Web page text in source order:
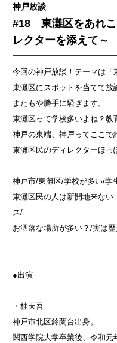
神戸放談
#18 東灘区をあれこ
レクターを添えて～
今回の神戸放談！テーマは「
東灘区にスポットを当てて放
またもや勝手に騒ぎます。
東灘区って学校多いよね？教
神戸の東端、神戸ってここ
東灘区民のディレクターほっ
神戸市/東灘区/学校が多い/学
東灘区民の人は新開地来ない
ス/
お洒落な場所が多い？/実は
●出演
・桂天吾
神戸市北区鈴蘭台出身。
関西学院大学卒業後、令和元